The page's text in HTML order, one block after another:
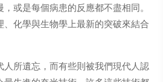
或是每個病患的反應都不盡相同。
化學與生物學上最新的突破來結合
人所遺忘，而有些則被我們現代人認